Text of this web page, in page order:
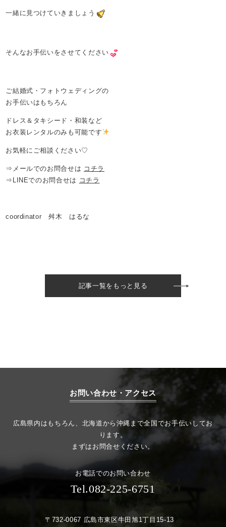
一緒に見つけていきましょう
そんなお手伝いをさせてください
ご結婚式・フォトウェディングの
お手伝いはもちろん
ドレス＆タキシード・和装など
お衣装レンタルのみも可能です
お気軽にご相談ください♡
⇒メールでのお問合せは コチラ
⇒LINEでのお問合せは コチラ
coordinator 舛木 はるな
記事一覧をもっと見る
お問い合わせ・アクセス
広島県内はもちろん、北海道から沖縄まで全国でお手伝いしてお
ります。
まずはお問合せください。
お電話でのお問い合わせ
Tel.082-225-6751
〒732-0067 広島市東区牛田旭1丁目15-13